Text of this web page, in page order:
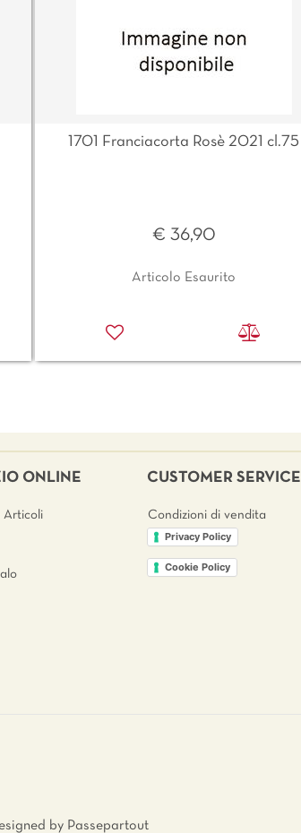
1701 Franciacorta Rosè 2021 cl.75
€ 36,90
Articolo Esaurito
ONLINE
Articoli
CUSTOMER SERVICE
Condizioni di vendita
Privacy Policy
Cookie Policy
by Passepartout